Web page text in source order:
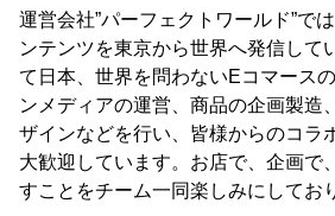
運営会社”パーフェクトワールド”で
ンテンツを東京から世界へ発信して
て日本、世界を問わないEコマース
ンメディアの運営、商品の企画製造
ザインなどを行い、皆様からのコラ
大歓迎しています。お店で、企画で
すことをチーム一同楽しみにしてお